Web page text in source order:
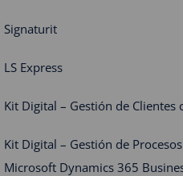
Signaturit
LS Express
Kit Digital – Gestión de Clientes
Kit Digital – Gestión de
Microsoft Dynamics 365